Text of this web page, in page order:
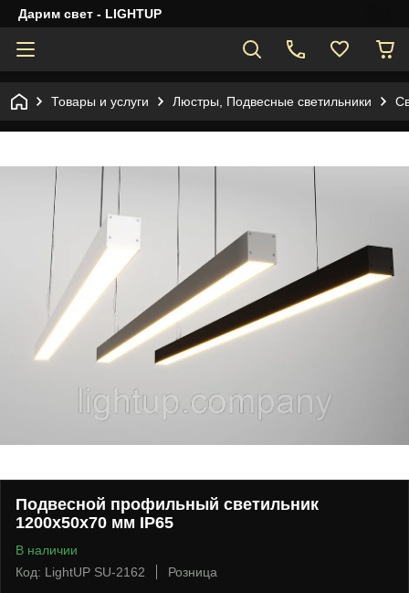
Дарим свет - LIGHTUP
Товары и услуги Люстры, Подвесные светильники
Подвесной профильный светильник
1200х50х70 мм IP65
В наличии
Код: LightUP SU-2162
Розница